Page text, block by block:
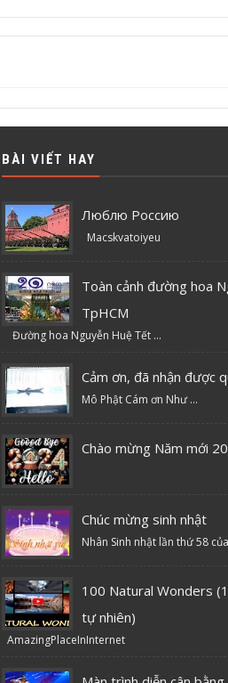
BÀI VIẾT HAY
Люблю Россию
Macskvatoiyeu
Toàn cảnh đường hoa
TpHCM
Đường hoa Nguyễn Huệ Tết ...
Cảm ơn, đã nhận được
Mô Phật Cám ơn Như ...
Chào mừng Năm mới
Chúc mừng sinh nhật
Nhân Sinh nhật lần thứ 58
100 Natural Wonders
tự nhiên)
AmazingPlaceInInternet